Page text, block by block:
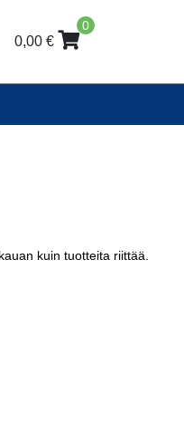
0,00 €
0
kuin tuotteita riittää.